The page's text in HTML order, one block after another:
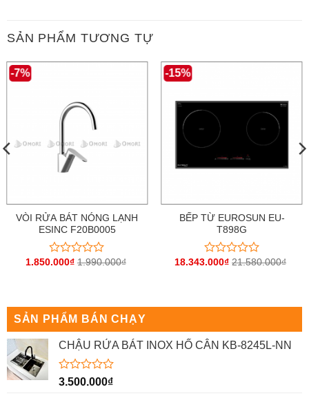
SẢN PHẨM TƯƠNG TỰ
-7%
VÒI RỬA BÁT NÓNG LẠNH
ESINC F20B0005
Được
5
sao
1.850.000₫ 1.990.000₫
-15%
BẾP TỪ EUROSUN EU-
T898G
Được
5
18.343.000₫ 21.580.000₫
SẢN PHẨM BÁN CHẠY
CHẬU RỬA BÁT INOX HỐ CÂN KB-8245L-NN
Được
3.500.000₫